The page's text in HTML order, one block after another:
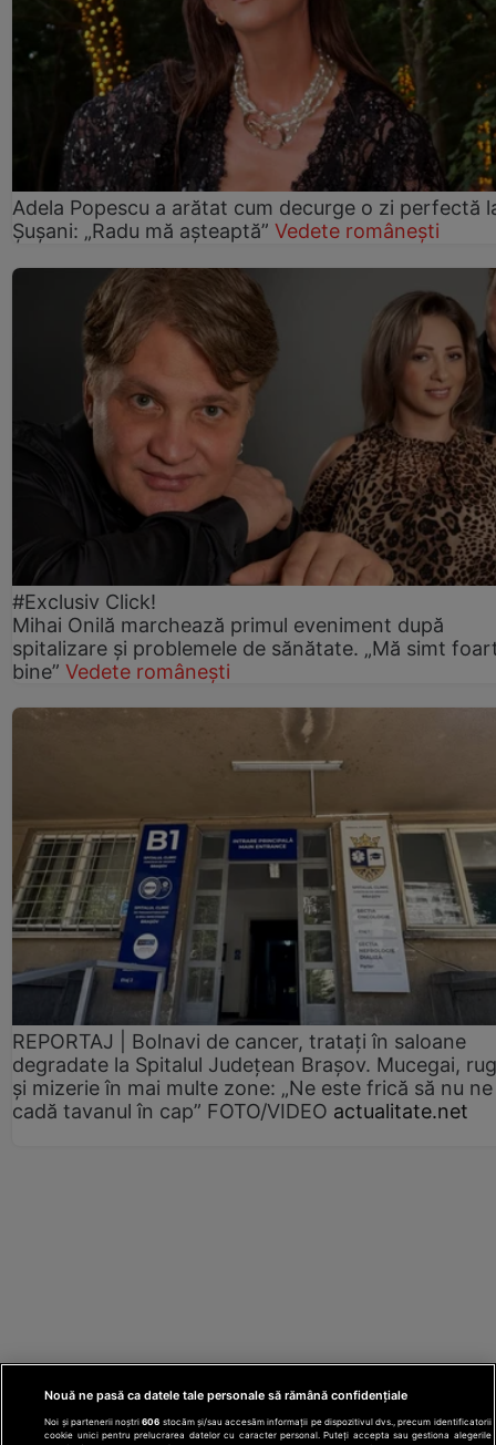
Adela Popescu a arătat cum decurge o zi perfectă
Șușani: „Radu mă așteaptă” Vedete românești
#Exclusiv Click!
Mihai Onilă marchează primul eveniment după
spitalizare și problemele de sănătate. „Mă simt
bine” Vedete românești
REPORTAJ | Bolnavi de cancer, tratați în saloane
degradate la Spitalul Județean Brașov. Mucegai,
și mizerie în mai multe zone: „Ne este frică să nu ne
cadă tavanul în cap” FOTO/VIDEO actualitate.net
Nouă ne pasă ca datele tale personale să rămână confidențiale
Noi și partenerii noștri606 stocăm și/sau accesăm informații pe dispozitivul dvs., precum identificatorii
cookie unici pentru prelucrarea datelor cu caracter personal. Puteți accepta sau gestiona alegerile